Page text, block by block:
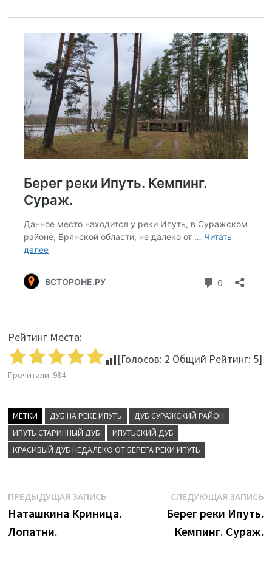
Рейтинг Места:
[Голосов: 2 Общий Рейтинг: 5]
Прочитали: 984
МЕТКИ ДУБ НА РЕКЕ ИПУТЬ
ДУБ СУРАЖСКИЙ РАЙОН
ИПУТЬ СТАРИННЫЙ ДУБ
ИПУТЬСКИЙ ДУБ
КРАСИВЫЙ ДУБ НЕДАЛЕКО ОТ БЕРЕГА РЕКИ ИПУТЬ
Навигация
по
ПРЕДЫДУЩАЯ ЗАПИСЬПредыдущая
запись:
Наташкина Криница.
Лопатни.
СЛЕДУЮЩАЯ ЗАПИСЬ
Берег реки Ипуть.
Кемпинг. Сураж.